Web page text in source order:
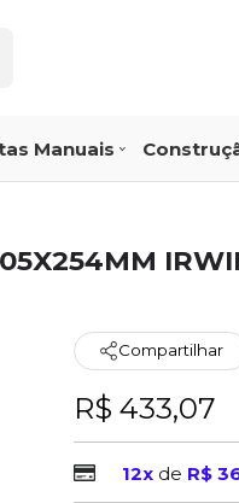
Manuais
Compartilhar
R$ 433,07
12x de R$